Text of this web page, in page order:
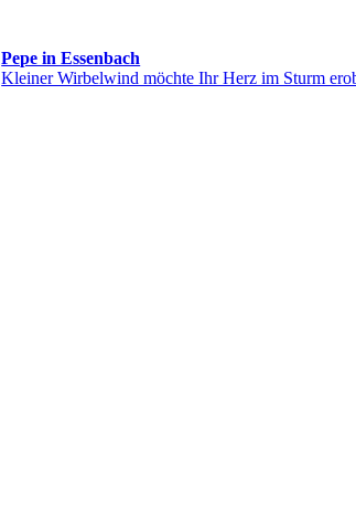
Pepe in Essenbach
Kleiner Wirbelwind möchte Ihr Herz im Sturm